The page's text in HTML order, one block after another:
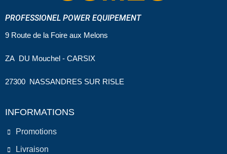
PROFESSIONEL POWER EQUIPEMENT
9 Route de la Foire aux Melons
ZA DU Mouchel - CARSIX
27300 NASSANDRES SUR RISLE
INFORMATIONS
Promotions
Livraison